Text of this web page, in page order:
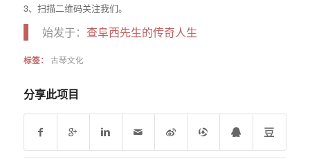
3、扫描二维码关注我们。
始发于： 查阜西先生的传奇人生
标签： 古琴文化
分享此项目